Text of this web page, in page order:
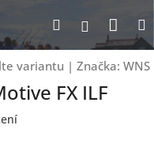
Hledat
variantu | Značka: WNS
FX ILF